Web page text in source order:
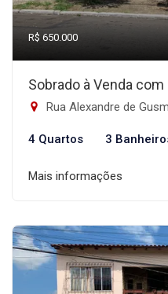
R$ 650.000
Sobrado à Venda
Rua Alexandre de
4 Quartos 3
Mais informações